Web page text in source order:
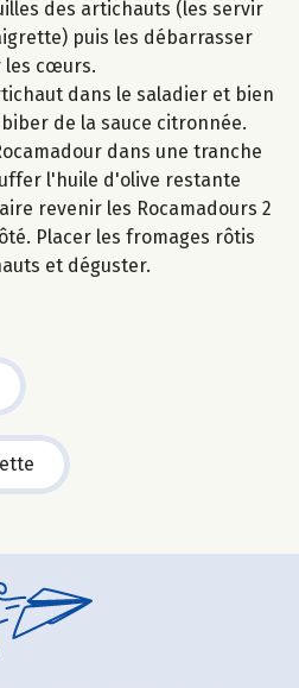
des artichauts (les servir
puis les débarrasser
les cœurs.
dans le saladier et bien
de la sauce citronnée.
dans une tranche
l'huile d'olive restante
revenir les Rocamadours 2
Placer les fromages rôtis
et déguster.